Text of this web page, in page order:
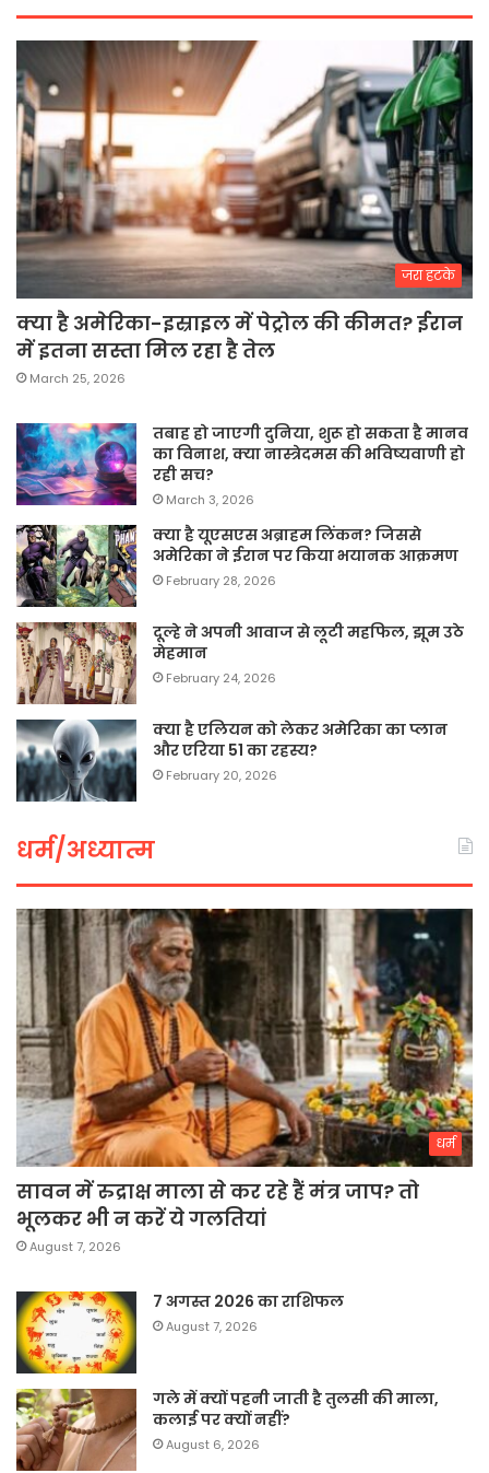
जरा हटके
क्या है अमेरिका-इस्राइल में पेट्रोल की कीमत? ईरान
में इतना सस्ता मिल रहा है तेल
March 25, 2026
तबाह हो जाएगी दुनिया, शुरू हो सकता है मानव
का विनाश, क्या नास्त्रेदमस की भविष्यवाणी हो
रही सच?
March 3, 2026
क्या है यूएसएस अब्राहम लिंकन? जिससे
अमेरिका ने ईरान पर किया भयानक आक्रमण
February 28, 2026
दूल्हे ने अपनी आवाज से लूटी महफिल, झूम उठे
मेहमान
February 24, 2026
क्या है एलियन को लेकर अमेरिका का प्लान
और एरिया 51 का रहस्य?
February 20, 2026
धर्म/अध्यात्म
धर्म
सावन में रुद्राक्ष माला से कर रहे हैं मंत्र जाप? तो
भूलकर भी न करें ये गलतियां
August 7, 2026
7 अगस्त 2026 का राशिफल
August 7, 2026
गले में क्यों पहनी जाती है तुलसी की माला,
कलाई पर क्यों नहीं?
August 6, 2026